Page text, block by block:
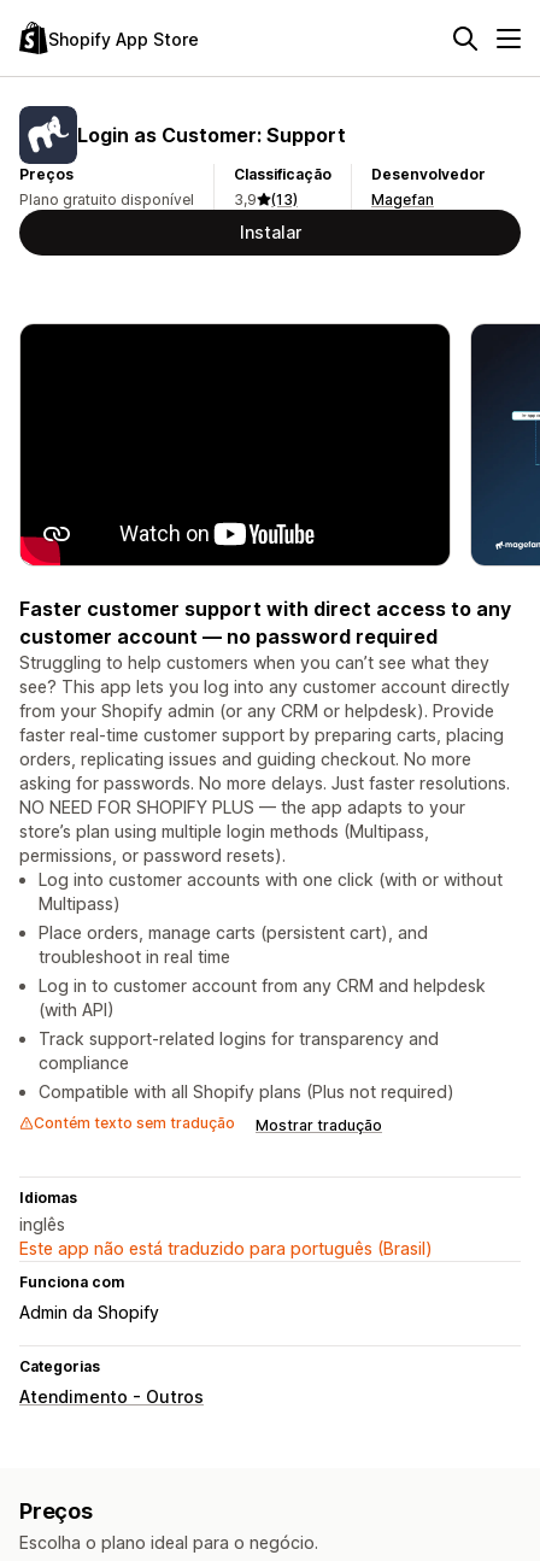
Shopify App Store
Login as Customer: Support
Preços
Plano gratuito disponível
Classificação
3,9
(13)
Desenvolvedor
Magefan
Instalar
Faster customer support with direct access to any
customer account — no password required
Struggling to help customers when you can’t see what they
see? This app lets you log into any customer account directly
from your Shopify admin (or any CRM or helpdesk). Provide
faster real-time customer support by preparing carts, placing
orders, replicating issues and guiding checkout. No more
asking for passwords. No more delays. Just faster resolutions.
NO NEED FOR SHOPIFY PLUS — the app adapts to your
store’s plan using multiple login methods (Multipass,
permissions, or password resets).
Log into customer accounts with one click (with or without
Multipass)
Place orders, manage carts (persistent cart), and
troubleshoot in real time
Log in to customer account from any CRM and helpdesk
(with API)
Track support-related logins for transparency and
compliance
Compatible with all Shopify plans (Plus not required)
Contém texto sem tradução Mostrar tradução
Idiomas
inglês
Este app não está traduzido para português (Brasil)
Funciona com
Admin da Shopify
Categorias
Atendimento - Outros
Preços
Escolha o plano ideal para o negócio.